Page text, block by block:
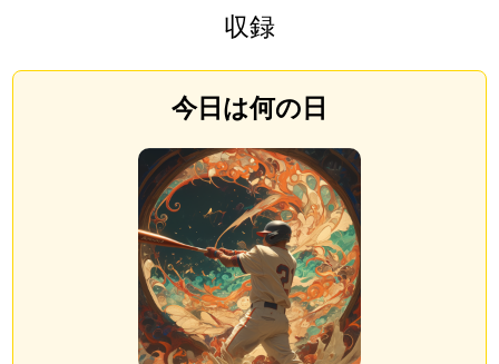
収録
今日は何の日